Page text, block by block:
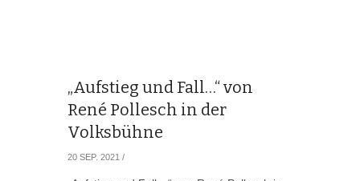
„Aufstieg und Fall…“ von
René Pollesch in der
Volksbühne
20 SEP. 2021 /